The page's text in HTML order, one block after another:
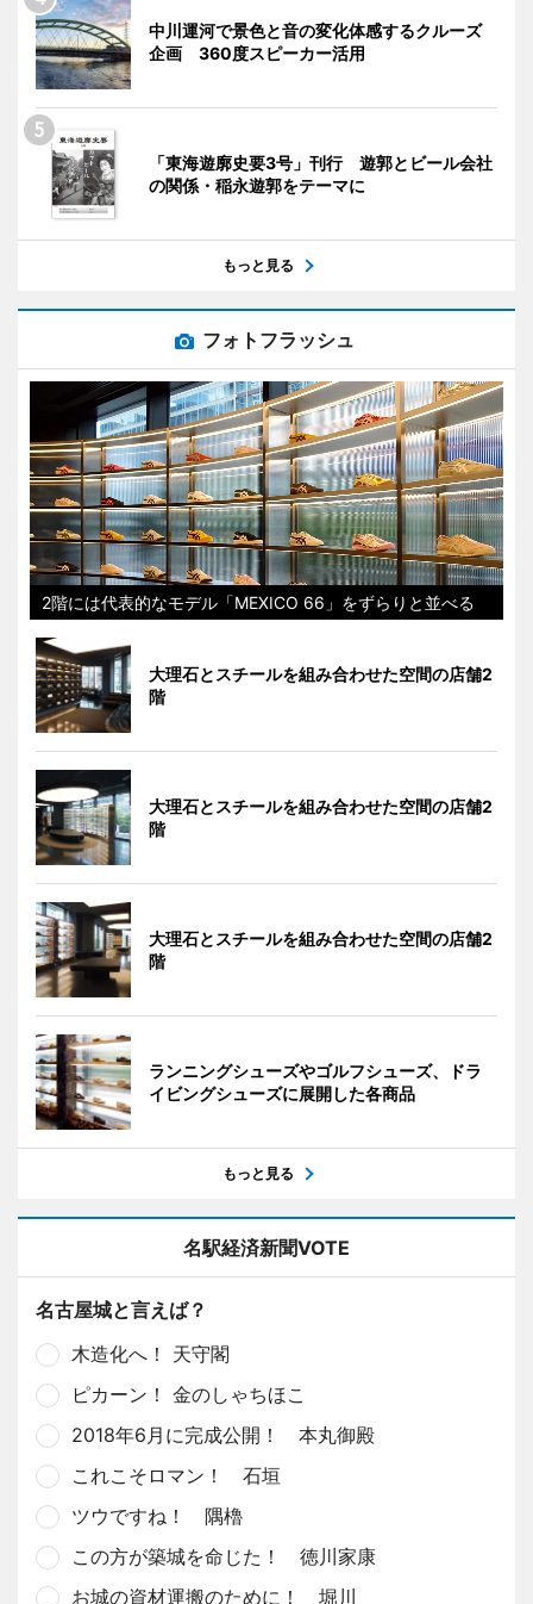
中川運河で景色と音の変化体感するクルーズ
企画 360度スピーカー活用
「東海遊廓史要3号」刊行 遊郭とビール会社
の関係・稲永遊郭をテーマに
もっと見る
フォトフラッシュ
2階には代表的なモデル「MEXICO 66」をずらりと並べる
大理石とスチールを組み合わせた空間の店舗2
階
大理石とスチールを組み合わせた空間の店舗2
階
大理石とスチールを組み合わせた空間の店舗2
階
ランニングシューズやゴルフシューズ、ドラ
イビングシューズに展開した各商品
もっと見る
名駅経済新聞VOTE
名古屋城と言えば？
木造化へ！ 天守閣
ピカーン！ 金のしゃちほこ
2018年6月に完成公開！ 本丸御殿
これこそロマン！ 石垣
ツウですね！ 隅櫓
この方が築城を命じた！ 徳川家康
お城の資材運搬のために！ 堀川